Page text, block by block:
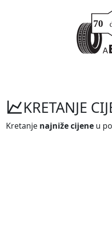
KRETANJE
Kretanje najniže cijene u